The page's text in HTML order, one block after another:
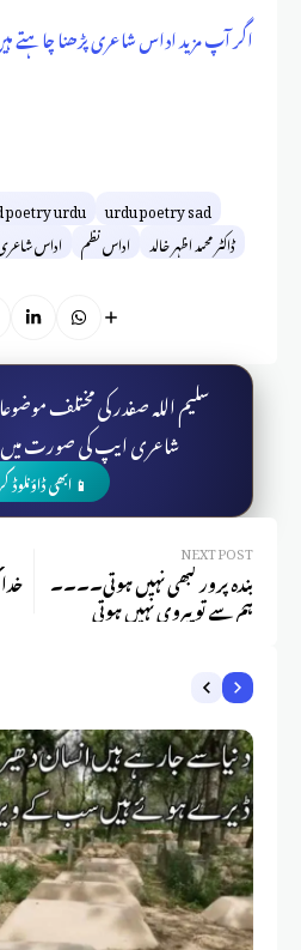
اگر آپ مزید اداس شاعری پڑھنا چاہتے
poetry urdu urdu poetry sad
اداس اداس نظم ڈاکٹر محمد اظہر خالد
سلیم اللہ صفدر کی مختلف
شاعری ایپ کی صورت
📱 ابھی
NEXT POST
بندہ پرور کبھی نہیں ہوتی۔۔۔۔
ہم سے تو پیروی نہیں ہوتی